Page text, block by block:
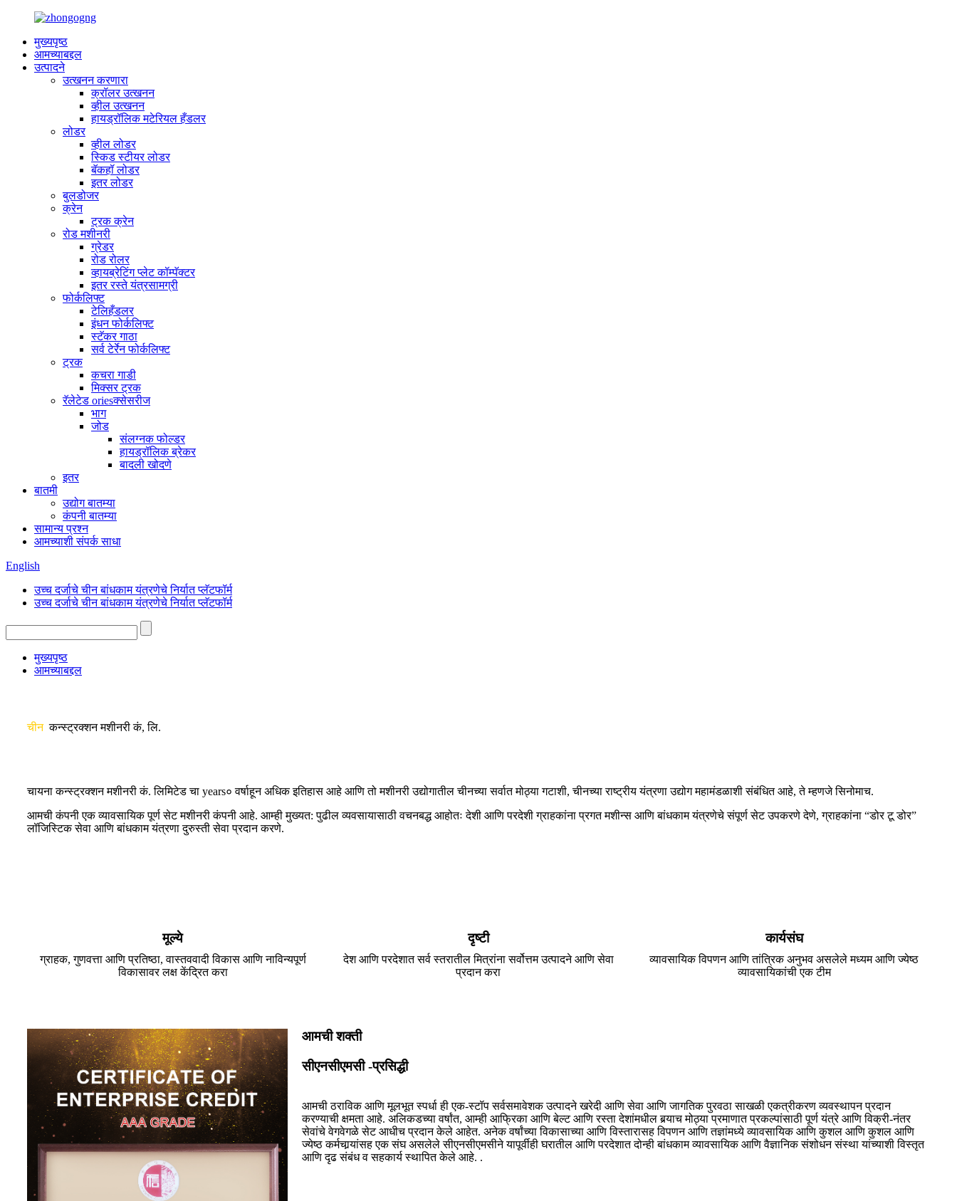
मुख्यपृष्ठ
आमच्याबद्दल
उत्पादने
उत्खनन करणारा
क्रॉलर उत्खनन
व्हील उत्खनन
हायड्रॉलिक मटेरियल हँडलर
लोडर
व्हील लोडर
स्किड स्टीयर लोडर
बॅकहॉ लोडर
इतर लोडर
बुलडोजर
क्रेन
ट्रक क्रेन
रोड मशीनरी
ग्रेडर
रोड रोलर
व्हायब्रेटिंग प्लेट कॉम्पॅक्टर
इतर रस्ते यंत्रसामग्री
फोर्कलिफ्ट
टेलिहँडलर
इंधन फोर्कलिफ्ट
स्टॅकर गाठा
सर्व टेर्रेन फोर्कलिफ्ट
ट्रक
कचरा गाडी
मिक्सर ट्रक
रॅलेटेड oriesक्सेसरीज
भाग
जोड
संलग्नक फोल्डर
हायड्रॉलिक ब्रेकर
बादली खोदणे
इतर
बातमी
उद्योग बातम्या
कंपनी बातम्या
सामान्य प्रश्न
आमच्याशी संपर्क साधा
English
उच्च दर्जाचे चीन बांधकाम यंत्रणेचे निर्यात प्लॅटफॉर्म
उच्च दर्जाचे चीन बांधकाम यंत्रणेचे निर्यात प्लॅटफॉर्म
मुख्यपृष्ठ
आमच्याबद्दल
चीन कन्स्ट्रक्शन मशीनरी कं, लि.
चायना कन्स्ट्रक्शन मशीनरी कं. लिमिटेड चा years० वर्षाहून अधिक इतिहास आहे आणि तो मशीनरी उद्योगातील चीनच्या सर्वात मोठ्या गटाशी, चीनच्या राष्ट्रीय यंत्रणा उद्योग महामंडळाशी संबंधित आहे, ते म्हणजे सिनोमाच.
आमची कंपनी एक व्यावसायिक पूर्ण सेट मशीनरी कंपनी आहे. आम्ही मुख्यत: पुढील व्यवसायासाठी वचनबद्ध आहोतः देशी आणि परदेशी ग्राहकांना प्रगत मशीन्स आणि बांधकाम यंत्रणेचे संपूर्ण सेट उपकरणे देणे, ग्राहकांना “डोर टू डोर”
लॉजिस्टिक सेवा आणि बांधकाम यंत्रणा दुरुस्ती सेवा प्रदान करणे.
मूल्ये
ग्राहक, गुणवत्ता आणि प्रतिष्ठा, वास्तववादी विकास आणि नाविन्यपूर्ण
विकासावर लक्ष केंद्रित करा
दृष्टी
देश आणि परदेशात सर्व स्तरातील मित्रांना सर्वोत्तम उत्पादने आणि सेवा
प्रदान करा
कार्यसंघ
व्यावसायिक विपणन आणि तांत्रिक अनुभव असलेले मध्यम आणि ज्येष्ठ
व्यावसायिकांची एक टीम
आमची शक्ती
सीएनसीएमसी -प्रसिद्धी
आमची ठराविक आणि मूलभूत स्पर्धा ही एक-स्टॉप सर्वसमावेशक उत्पादने खरेदी आणि सेवा आणि जागतिक पुरवठा साखळी एकत्रीकरण व्यवस्थापन प्रदान
करण्याची क्षमता आहे. अलिकडच्या वर्षांत, आम्ही आफ्रिका आणि बेल्ट आणि रस्ता देशांमधील बर्‍याच मोठ्या प्रमाणात प्रकल्पांसाठी पूर्ण यंत्रे आणि विक्री-नंतर
सेवांचे वेगवेगळे सेट आधीच प्रदान केले आहेत. अनेक वर्षांच्या विकासाच्या आणि विस्तारासह विपणन आणि तज्ञांमध्ये व्यावसायिक आणि कुशल आणि कुशल आणि
ज्येष्ठ कर्मचार्‍यांसह एक संघ असलेले सीएनसीएमसीने यापूर्वीही घरातील आणि परदेशात दोन्ही बांधकाम व्यावसायिक आणि वैज्ञानिक संशोधन संस्था यांच्याशी विस्तृत
आणि दृढ संबंध व सहकार्य स्थापित केले आहे. .